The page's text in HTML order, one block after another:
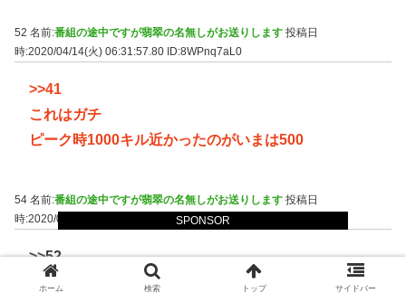
SPONSOR
52 名前:番組の途中ですが翡翠の名無しがお送りします 投稿日
時:2020/04/14(火) 06:31:57.80 ID:8WPnq7aL0
>>41
これはガチ
ピーク時1000キル近かったのがいまは500
54 名前:番組の途中ですが翡翠の名無しがお送りします 投稿日
時:2020/04/14(火) 06:32:31.69
ID:BOUyDFUcp
>>52
ええことや
ホーム 検索 トップ サイドバー